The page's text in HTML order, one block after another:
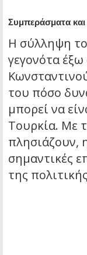
Συμπεράσματα και
Η σύλληψη
γεγονότα
του πόσο
μπορεί να
Τουρκία. Με
πλησιάζουν,
σημαντικές
της